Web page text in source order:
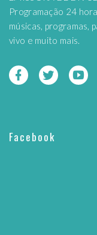
Programação 24
músicas, programas,
vivo e muito mais.
Facebook